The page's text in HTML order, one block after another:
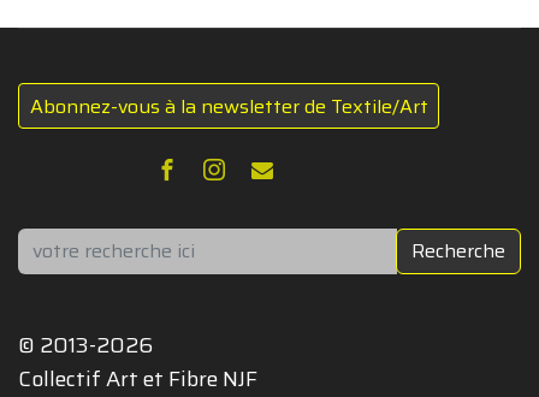
Abonnez-vous à la newsletter de Textile/Art
Rechercher Recherche
© 2013-2026
Collectif Art et Fibre NJF